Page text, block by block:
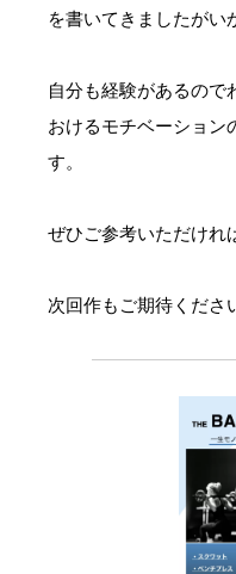
を書いてきましたがい
自分も経験があるので
おけるモチベーション
す。
ぜひご参考いただけれ
次回作もご期待くださ